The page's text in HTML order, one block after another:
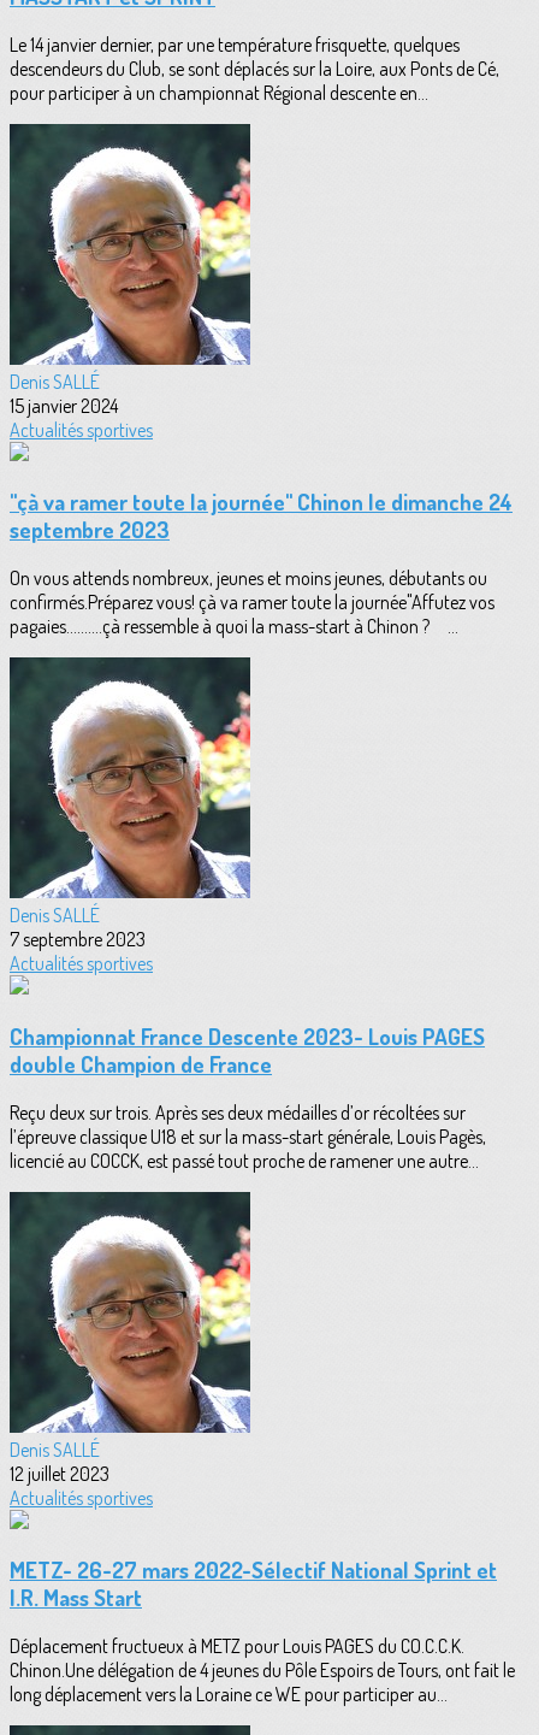
Le 14 janvier dernier, par une température frisquette, quelques
descendeurs du Club, se sont déplacés sur la Loire, aux Ponts de Cé,
pour participer à un championnat Régional descente en...
Denis SALLÉ
15 janvier 2024
Actualités sportives
"çà va ramer toute la journée" Chinon le dimanche 24
septembre 2023
On vous attends nombreux, jeunes et moins jeunes, débutants ou
confirmés.Préparez vous! çà va ramer toute la journée"Affutez vos
pagaies..........çà ressemble à quoi la mass-start à Chinon ? ...
Denis SALLÉ
7 septembre 2023
Actualités sportives
Championnat France Descente 2023- Louis PAGES
double Champion de France
Reçu deux sur trois. Après ses deux médailles d’or récoltées sur
l’épreuve classique U18 et sur la mass-start générale, Louis Pagès,
licencié au COCCK, est passé tout proche de ramener une autre...
Denis SALLÉ
12 juillet 2023
Actualités sportives
METZ- 26-27 mars 2022-Sélectif National Sprint et
I.R. Mass Start
Déplacement fructueux à METZ pour Louis PAGES du CO.C.C.K.
Chinon.Une délégation de 4 jeunes du Pôle Espoirs de Tours, ont fait le
long déplacement vers la Loraine ce WE pour participer au...